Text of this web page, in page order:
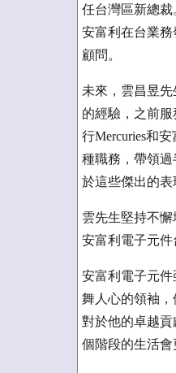
任台灣區新總
安富利在台業
顧問。
未來，雲昌昱先
的經驗，之前
行Mercuries和
種職務，帶領
於這些傑出的表
雲先生堅持不
安富利電子元件
安富利電子元
舞人心的領袖
對於他的卓越
個階段的生活會